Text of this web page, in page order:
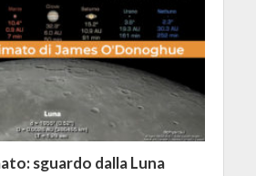
sguardo dalla Luna